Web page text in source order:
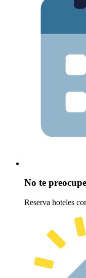
No te
Reserva hoteles